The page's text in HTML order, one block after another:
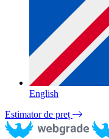
English
Estimator de preț